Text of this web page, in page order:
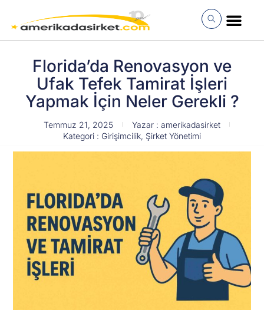
atla
Florida’da Renovasyon ve
Ufak Tefek Tamirat İşleri
Yapmak İçin Neler Gerekli ?
Temmuz 21, 2025 Yazar : amerikadasirket
Kategori : Girişimcilik, Şirket Yönetimi